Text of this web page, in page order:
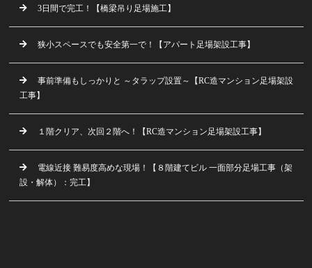
3日間で完工！【橋梁吊り足場施工】
狭小スペースでも安全第一で！【アパート足場架設工事】
事前準備もしっかりと ～タラップ設置～【RC造マンション足場架設
工事】
１階クリア、次回２階へ！【RC造マンション足場架設工事】
電線近接 難易度高めな現場！【８階建てビル 一面部分足場工事（架
設・解体）：完工】